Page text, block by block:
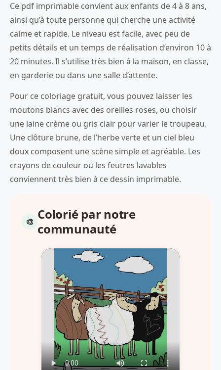
Ce pdf imprimable convient aux enfants de 4 à 8 ans,
ainsi qu’à toute personne qui cherche une activité
calme et rapide. Le niveau est facile, avec peu de
petits détails et un temps de réalisation d’environ 10 à
20 minutes. Il s’utilise très bien à la maison, en classe,
en garderie ou dans une salle d’attente.
Pour ce coloriage gratuit, vous pouvez laisser les
moutons blancs avec des oreilles roses, ou choisir
une laine crème ou gris clair pour varier le troupeau.
Une clôture brune, de l’herbe verte et un ciel bleu
doux composent une scène simple et agréable. Les
crayons de couleur ou les feutres lavables
conviennent très bien à ce dessin imprimable.
Colorié par notre
communauté